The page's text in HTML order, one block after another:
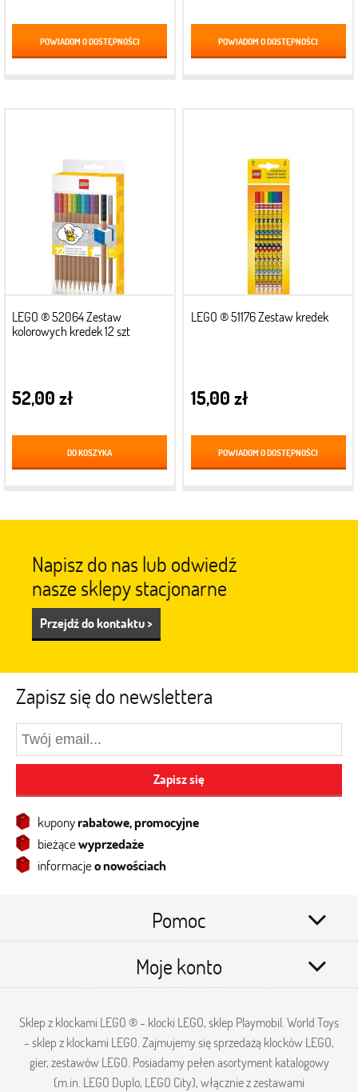
POWIADOM O DOSTĘPNOŚCI POWIADOM O DOSTĘPNOŚCI
LEGO ® 52064 Zestaw
kolorowych kredek 12 szt
52,00 zł
DO KOSZYKA
LEGO ® 51176 Zestaw kredek
15,00 zł
POWIADOM O DOSTĘPNOŚCI
Napisz do nas lub odwiedź
nasze sklepy stacjonarne
Przejdź do kontaktu >
Zapisz się do newslettera
Zapisz się
kuponyrabatowe, promocyjne
bieżącewyprzedaże
informacjeo nowościach
Pomoc
Moje konto
Sklep z klockami LEGO ® - klocki LEGO, sklep Playmobil. World Toys
- sklep z klockami LEGO. Zajmujemy się sprzedażą klocków LEGO,
gier, zestawów LEGO. Posiadamy pełen asortyment katalogowy
(m.in. LEGO Duplo, LEGO City), włącznie z zestawami